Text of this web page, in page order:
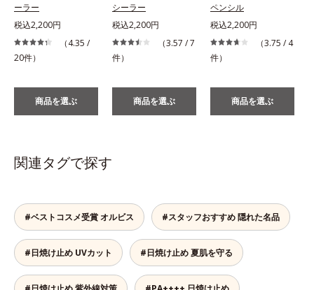
ーラー
税込2,200円
（4.35 /
20件）
商品を選ぶ
シーラー
税込2,200円
（3.57 / 7
件）
商品を選ぶ
ペンシル
税込2,200円
（3.75 / 4
件）
商品を選ぶ
関連タグで探す
#ベストコスメ受賞 オルビス #スタッフおすすめ 隠れた名品
#日焼け止め UVカット #日焼け止め 夏肌を守る